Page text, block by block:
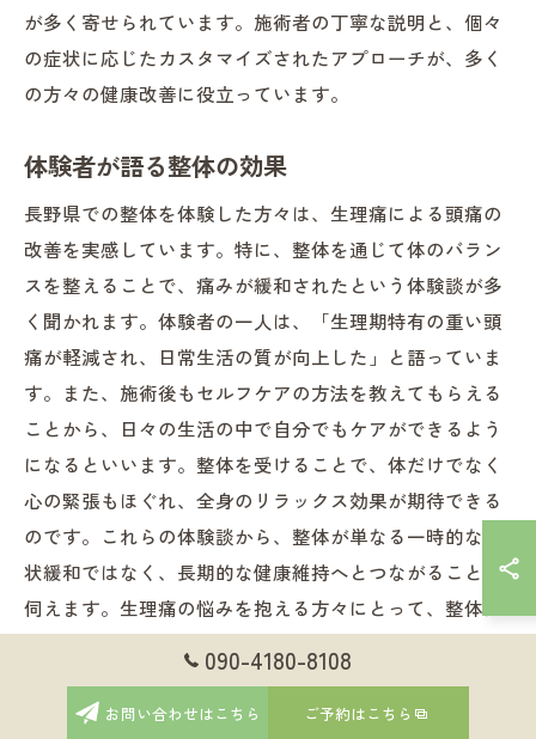
が多く寄せられています。施術者の丁寧な説明と、個々
の症状に応じたカスタマイズされたアプローチが、多く
の方々の健康改善に役立っています。
体験者が語る整体の効果
長野県での整体を体験した方々は、生理痛による頭痛の
改善を実感しています。特に、整体を通じて体のバラン
スを整えることで、痛みが緩和されたという体験談が多
く聞かれます。体験者の一人は、「生理期特有の重い頭
痛が軽減され、日常生活の質が向上した」と語っていま
す。また、施術後もセルフケアの方法を教えてもらえる
ことから、日々の生活の中で自分でもケアができるよう
になるといいます。整体を受けることで、体だけでなく
心の緊張もほぐれ、全身のリラックス効果が期待できる
のです。これらの体験談から、整体が単なる一時的な症
状緩和ではなく、長期的な健康維持へとつながることが
伺えます。生理痛の悩みを抱える方々にとって、整体は
健康への新しいアプローチとして注目されています。
090-4180-8108
お問い合わせはこちら ご予約はこちら